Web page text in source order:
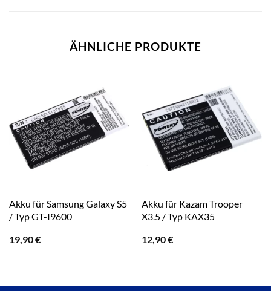
ÄHNLICHE PRODUKTE
Akku für Samsung Galaxy S5
/ Typ GT-I9600
19,90€
Akku für Kazam Trooper
X3.5 / Typ KAX35
12,90€